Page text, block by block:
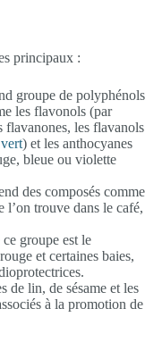
principaux :
groupe de polyphénols
les flavonols (par
flavanones, les flavanols
) et les anthocyanes
bleue ou violette
des composés comme
l’on trouve dans le café,
groupe est le
et certaines baies,
de lin, de sésame et les
à la promotion de